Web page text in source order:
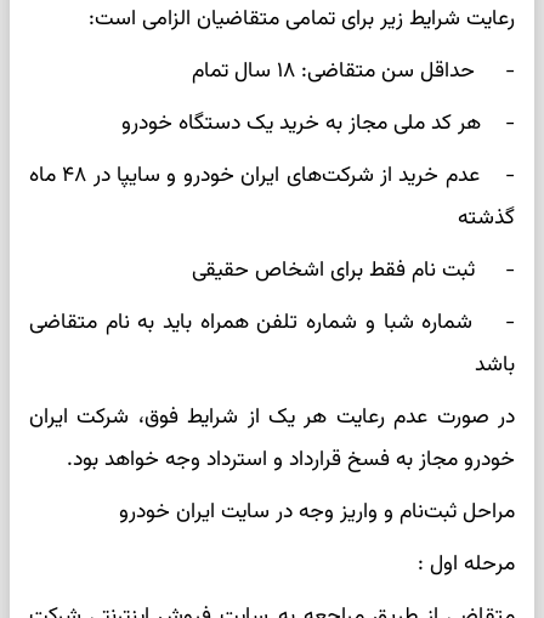
رعایت شرایط زیر برای تمامی متقاضیان الزامی است:
- حداقل سن متقاضی: ۱۸ سال تمام
- هر کد ملی مجاز به خرید یک دستگاه خودرو
- عدم خرید از شرکت‌های ایران خودرو و سایپا در ۴۸ ماه
گذشته
- ثبت‌ نام فقط برای اشخاص حقیقی
- شماره شبا و شماره تلفن همراه باید به نام متقاضی
باشد
در صورت عدم رعایت هر یک از شرایط فوق، شرکت ایران
خودرو مجاز به فسخ قرارداد و استرداد وجه خواهد بود.
مراحل ثبت‌نام و واریز وجه در سایت ایران خودرو
مرحله اول :